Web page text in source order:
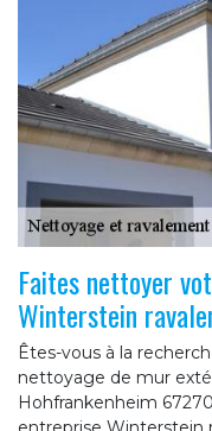
Faites nettoyer
Winterstein
Êtes-vous à la
nettoyage de mur
Hohfrankenheim